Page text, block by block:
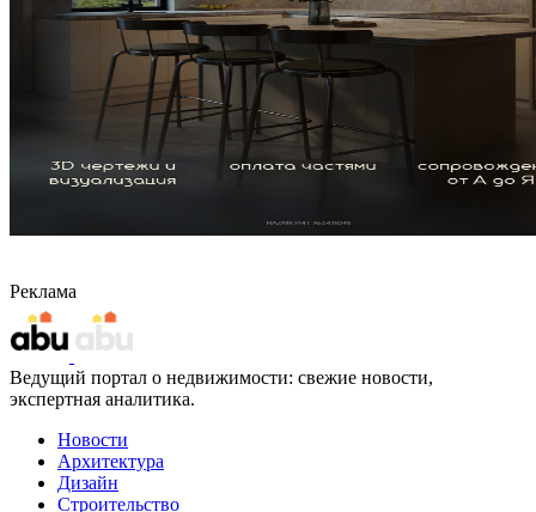
Реклама
Ведущий портал о недвижимости: свежие новости,
экспертная аналитика.
Новости
Архитектура
Дизайн
Строительство